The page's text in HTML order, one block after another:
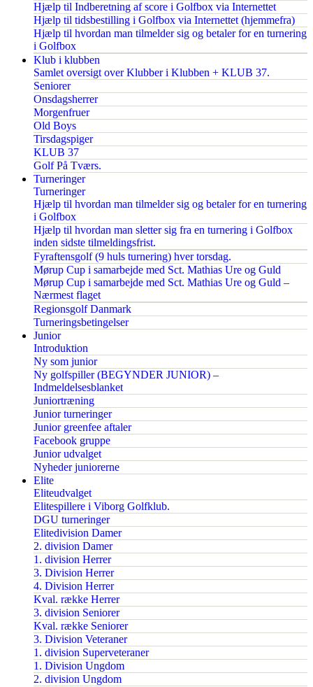
Hjælp til Indberetning af score i Golfbox via Internettet
Hjælp til tidsbestilling i Golfbox via Internettet (hjemmefra)
Hjælp til hvordan man tilmelder sig og betaler for en turnering
i Golfbox
Klub i klubben
Samlet oversigt over Klubber i Klubben + KLUB 37.
Seniorer
Onsdagsherrer
Morgenfruer
Old Boys
Tirsdagspiger
KLUB 37
Golf På Tværs.
Turneringer
Turneringer
Hjælp til hvordan man tilmelder sig og betaler for en turnering
i Golfbox
Hjælp til hvordan man sletter sig fra en turnering i Golfbox
inden sidste tilmeldingsfrist.
Fyraftensgolf (9 huls turnering) hver torsdag.
Mørup Cup i samarbejde med Sct. Mathias Ure og Guld
Mørup Cup i samarbejde med Sct. Mathias Ure og Guld –
Nærmest flaget
Regionsgolf Danmark
Turneringsbetingelser
Junior
Introduktion
Ny som junior
Ny golfspiller (BEGYNDER JUNIOR) –
Indmeldelsesblanket
Juniortræning
Junior turneringer
Junior greenfee aftaler
Facebook gruppe
Junior udvalget
Nyheder juniorerne
Elite
Eliteudvalget
Elitespillere i Viborg Golfklub.
DGU turneringer
Elitedivision Damer
2. division Damer
1. division Herrer
3. Division Herrer
4. Division Herrer
Kval. række Herrer
3. division Seniorer
Kval. række Seniorer
3. Division Veteraner
1. division Superveteraner
1. Division Ungdom
2. division Ungdom